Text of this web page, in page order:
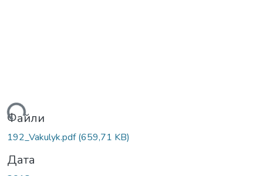
Файли
192_Vakulyk.pdf(659,71 KB)
Дата